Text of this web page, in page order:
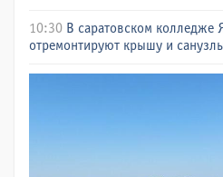
10:30 В саратовском колледже
отремонтируют крышу и